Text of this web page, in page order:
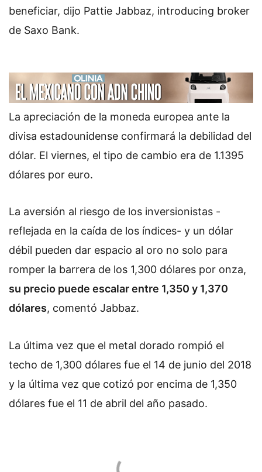
beneficiar, dijo Pattie Jabbaz, introducing broker
de Saxo Bank.
La apreciación de la moneda europea ante la
divisa estadounidense confirmará la debilidad del
dólar. El viernes, el tipo de cambio era de 1.1395
dólares por euro.
La aversión al riesgo de los inversionistas -
reflejada en la caída de los índices- y un dólar
débil pueden dar espacio al oro no solo para
romper la barrera de los 1,300 dólares por onza,
su precio puede escalar entre 1,350 y 1,370
dólares, comentó Jabbaz.
La última vez que el metal dorado rompió el
techo de 1,300 dólares fue el 14 de junio del 2018
y la última vez que cotizó por encima de 1,350
dólares fue el 11 de abril del año pasado.